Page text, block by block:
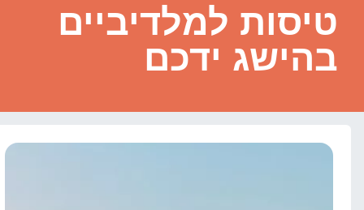
טיסות למלדיביים
בהישג ידכם